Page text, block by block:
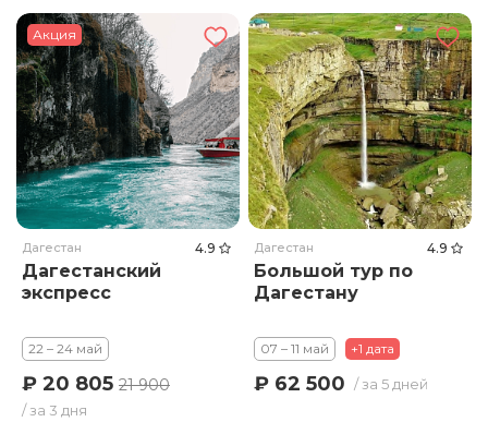
Акция
Дагестан 4.9
Дагестанский
экспресс
22 – 24 май
₽ 20 805 21 900
/ за 3 дня
Дагестан 4.9
Большой тур по
Дагестану
07 – 11 май +1 дата
₽ 62 500 / за 5 дней